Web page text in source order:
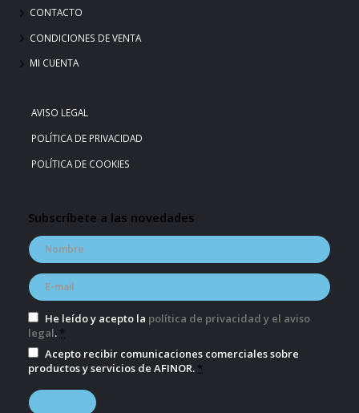
CONTACTO
CONDICIONES DE VENTA
MI CUENTA
AVISO LEGAL
POLÍTICA DE PRIVACIDAD
POLÍTICA DE COOKIES
Subscríbete a las novedades
He leído y acepto la política de privacidad y el aviso
legal. *
Acepto recibir comunicaciones comerciales sobre
productos y servicios de AFINOR. *